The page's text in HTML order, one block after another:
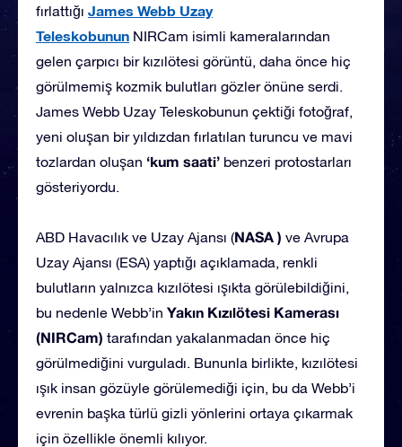
fırlattığı James Webb Uzay
Teleskobunun NIRCam isimli kameralarından
gelen çarpıcı bir kızılötesi görüntü, daha önce hiç
görülmemiş kozmik bulutları gözler önüne serdi.
James Webb Uzay Teleskobunun çektiği fotoğraf,
yeni oluşan bir yıldızdan fırlatılan turuncu ve mavi
tozlardan oluşan ‘kum saati’ benzeri protostarları
gösteriyordu.
ABD Havacılık ve Uzay Ajansı (NASA ) ve Avrupa
Uzay Ajansı (ESA) yaptığı açıklamada, renkli
bulutların yalnızca kızılötesi ışıkta görülebildiğini,
bu nedenle Webb’in Yakın Kızılötesi Kamerası
(NIRCam) tarafından yakalanmadan önce hiç
görülmediğini vurguladı. Bununla birlikte, kızılötesi
ışık insan gözüyle görülemediği için, bu da Webb’i
evrenin başka türlü gizli yönlerini ortaya çıkarmak
için özellikle önemli kılıyor.